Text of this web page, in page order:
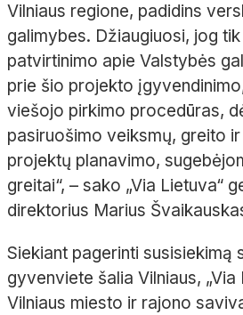
Vilniaus regione, padidins
galimybes. Džiaugiuosi, jog
patvirtinimo apie Valstybės
prie šio projekto
viešojo pirkimo procedūras,
pasiruošimo veiksmų, greito
projektų planavimo,
greitai“, – sako „Via Lietuva“
direktorius Marius
Siekiant pagerinti susisiekimą
gyvenviete šalia Vilniaus, „Via
Vilniaus miesto ir rajono